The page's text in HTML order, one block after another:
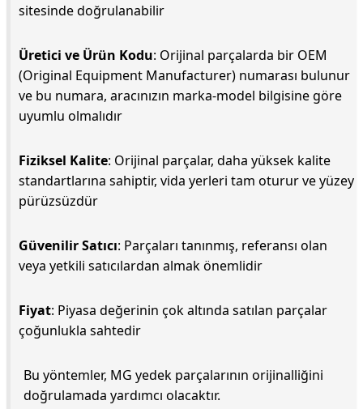
sitesinde doğrulanabilir
Üretici ve Ürün Kodu: Orijinal parçalarda bir OEM
(Original Equipment Manufacturer) numarası bulunur
ve bu numara, aracınızın marka-model bilgisine göre
uyumlu olmalıdır
Fiziksel Kalite: Orijinal parçalar, daha yüksek kalite
standartlarına sahiptir, vida yerleri tam oturur ve yüzey
pürüzsüzdür
Güvenilir Satıcı: Parçaları tanınmış, referansı olan
veya yetkili satıcılardan almak önemlidir
Fiyat: Piyasa değerinin çok altında satılan parçalar
çoğunlukla sahtedir
Bu yöntemler, MG yedek parçalarının orijinalliğini
doğrulamada yardımcı olacaktır.